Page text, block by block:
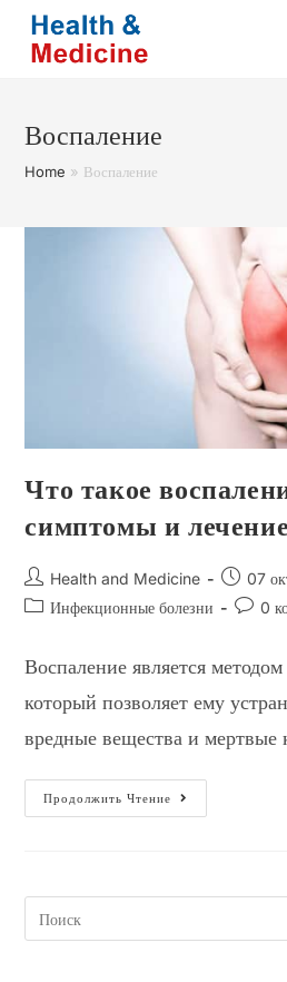
Перейти
содержимому
Воспаление
Home » Воспаление
Что такое
симптомы и лечение
Автор
записи:
Health and Medicine
Запись
07
РубрикаИнфекционные болезни 0
Воспаление является
который позволяет ему
вредные вещества и мертвые
Продолжить Чтение
Что
Такое